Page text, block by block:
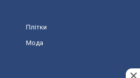
Плітки
Мода